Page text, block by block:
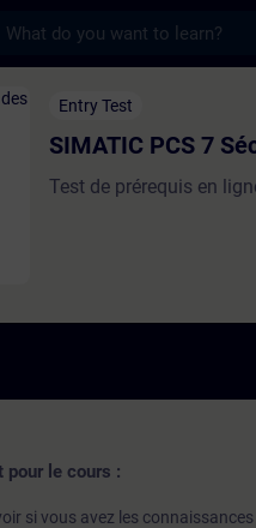
PCS 7 Sécurité
Entry Test
SIMATIC PCS 7
Test de prérequis en
le cours :
si vous avez les connaissances